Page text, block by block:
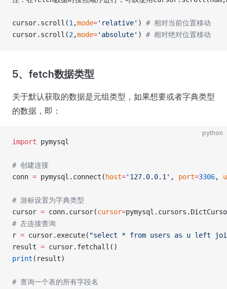
cursor.scroll(1 ,mode='relative' ) # 相对当前位置移动
cursor.scroll(2,mode='absolute' ) # 相对绝对位置移动
5、fetch数据类型
关于默认获取的数据是元组类型，如果想要或者字典类型
的数据，即：
python
import pymysql
# 创建连接
conn = pymysql.connect( host='127.0.0.1' , port=3306,
# 游标设置为字典类型
cursor = conn.cursor(cursor=
# 左连接查询
r = cursor.execute( "select * from users as u left
result = cursor.fetchall()
print (result)
# 查询一个表的所有字段名